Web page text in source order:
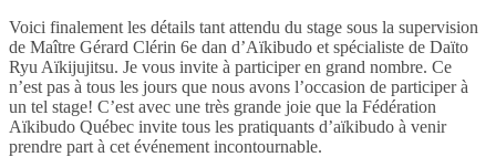
Voici finalement les détails tant attendu du stage sous la supervision
de Maître Gérard Clérin 6e dan d’Aïkibudo et spécialiste de Daïto
Ryu Aïkijujitsu. Je vous invite à participer en grand nombre. Ce
n’est pas à tous les jours que nous avons l’occasion de participer à
un tel stage! C’est avec une très grande joie que la Fédération
Aïkibudo Québec invite tous les pratiquants d’aïkibudo à venir
prendre part à cet événement incontournable.